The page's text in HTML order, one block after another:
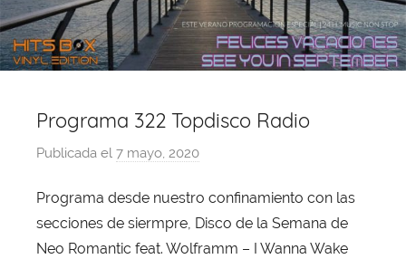
Programa 322 Topdisco Radio
Publicada el 7 mayo, 2020
r
X
a
Programa desde nuestro confinamiento con las
secciones de siermpre, Disco de la Semana de
Neo Romantic feat. Wolframm – I Wanna Wake